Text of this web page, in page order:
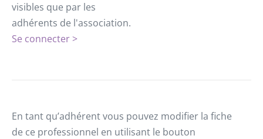
visibles que par les
adhérents de l'association.
Se connecter >
En tant qu’adhérent vous pouvez modifier la fiche
de ce professionnel en utilisant le bouton